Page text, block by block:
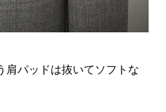
肩パッドは抜いてソフトな